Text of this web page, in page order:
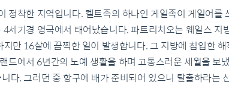
정착한 지역입니다. 켈트족의 하나인 게일족이 게일어를
세기경 영국에서 태어났습니다. 파트리치오는 웨일스 지
만 16살에 끔찍한 일이 발생합니다. 그 지방에 침입한 해
드에서 6년간의 노예 생활을 하며 고통스러운 세월을 보
다. 그러던 중 항구에 배가 준비되어 있으니 탈출하라는